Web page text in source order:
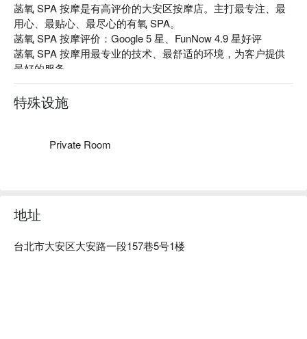
菡氧 SPA 按摩是有高评价的大安区按摩店。主打最专注、最
用心、最贴心、最尽心的有氧 SPA。
菡氧 SPA 按摩评价：Google 5 星、FunNow 4.9 星好评
菡氧 SPA 按摩用最专业的技术、最舒适的环境，为客户提供
最好的服务。
菡氧 SPA 按摩预约、菡氧 SPA 按摩价格、菡氧 SPA 按摩优
惠立刻查看⬇︎
特殊设施
Private Room
地址
台北市大安区大安路一段157巷5号1楼